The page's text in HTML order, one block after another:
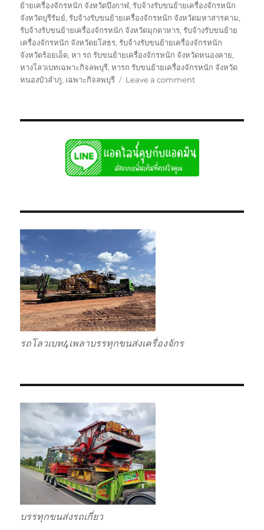
ย้ายเครื่องจักรหนัก จังหวัดบึงกาฬ,รับจ้างรับขนย้ายเครื่องจักรหนัก
จังหวัดบุรีรัมย์,รับจ้างรับขนย้ายเครื่องจักรหนัก จังหวัดมหาสารคาม,
รับจ้างรับขนย้ายเครื่องจักรหนัก จังหวัดมุกดาหาร,รับจ้างรับขนย้าย
เครื่องจักรหนัก จังหวัดยโสธร,รับจ้างรับขนย้ายเครื่องจักรหนัก
จังหวัดร้อยเอ็ด,หา รถ รับขนย้ายเครื่องจักรหนัก จังหวัดหนองคาย,
หางโลวเบทเฉพาะกิจลพบุรี,หารถ รับขนย้ายเครื่องจักรหนัก จังหวัด
หนองบัวลำภู, เฉพาะกิจลพบุรี Leave a commenton
หัว
ลาก
โลวเบท
เตี้ย
รถโลวเบท4เพลาบรรทุกขนส่งเครื่องจักร
บรรทุกขนส่งรถเกี่ยว